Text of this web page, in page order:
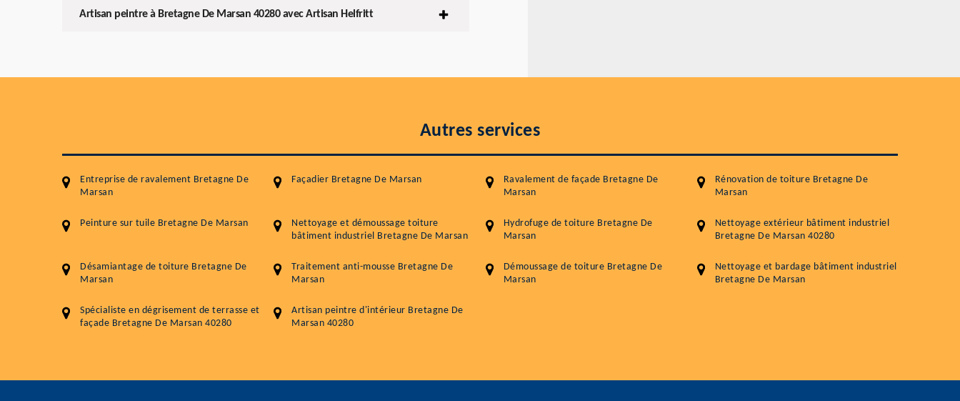
Artisan peintre à Bretagne De Marsan 40280 avec Artisan Helfritt
Autres services
Entreprise de ravalement Bretagne De
Marsan
Façadier Bretagne De Marsan
Ravalement de façade Bretagne De
Marsan
Rénovation de toiture Bretagne De
Marsan
Peinture sur tuile Bretagne De Marsan
Nettoyage et démoussage toiture
bâtiment industriel Bretagne De Marsan
Hydrofuge de toiture Bretagne De
Marsan
Nettoyage extérieur bâtiment industriel
Bretagne De Marsan 40280
Désamiantage de toiture Bretagne De
Marsan
Traitement anti-mousse Bretagne De
Marsan
Démoussage de toiture Bretagne De
Marsan
Nettoyage et bardage bâtiment industriel
Bretagne De Marsan
Spécialiste en dégrisement de terrasse et
façade Bretagne De Marsan 40280
Artisan peintre d'intérieur Bretagne De
Marsan 40280
5.0 (118avis)
Artisant local recommander
05 33 06 15 63
76 chemin de la Source 40180